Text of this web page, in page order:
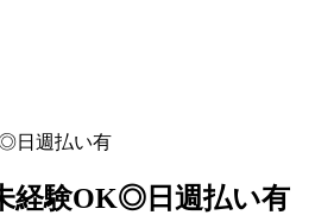
日週払い有
経験OK◎日週払い有